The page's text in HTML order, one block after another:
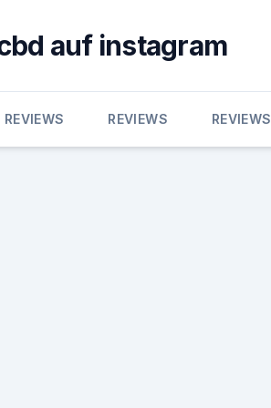
auf instagram
REVIEWS REVIEWS REVIEWS